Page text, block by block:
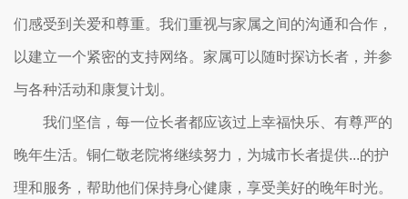
们感受到关爱和尊重。我们重视与家属之间的沟通和合作，
以建立一个紧密的支持网络。家属可以随时探访长者，并参
与各种活动和康复计划。
我们坚信，每一位长者都应该过上幸福快乐、有尊严的
晚年生活。铜仁敬老院将继续努力，为城市长者提供...的护
理和服务，帮助他们保持身心健康，享受美好的晚年时光。